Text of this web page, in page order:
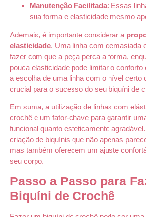
Manutenção Facilitada: Essas
sua forma e elasticidade mesmo
Ademais, é importante considerar a
elasticidade. Uma linha com demasiada
fazer com que a peça perca a forma,
pouca elasticidade pode limitar o conforto
a escolha de uma linha com o nível certo
crucial para o sucesso do seu biquíni de
Em suma, a utilização de linhas com
crochê é um fator-chave para garantir
funcional quanto esteticamente
criação de biquínis que não apenas
mas também oferecem um ajuste
seu corpo.
Passo a Passo para
Biquíni de Crochê